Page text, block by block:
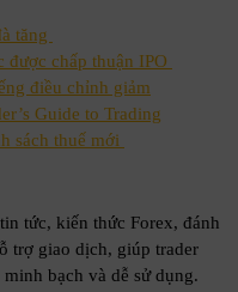
tăng
chấp thuận IPO
điều chỉnh giảm
Guide to Trading
sách thuế mới
tức, kiến thức Forex, đánh
trợ giao dịch, giúp trader
bạch và dễ sử dụng.